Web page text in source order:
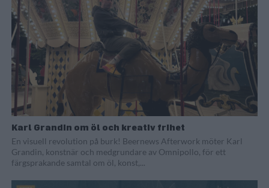
Karl Grandin om öl och kreativ frihet
En visuell revolution på burk! Beernews Afterwork möter Karl
Grandin, konstnär och medgrundare av Omnipollo, för ett
färgsprakande samtal om öl, konst,...